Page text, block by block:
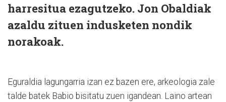
harresitua ezagutzeko. Jon Obaldiak
azaldu zituen indusketen nondik
norakoak.
Eguraldia lagungarria izan ez bazen ere, arkeologia zale
talde batek Babio bisitatu zuen igandean. Laino artean